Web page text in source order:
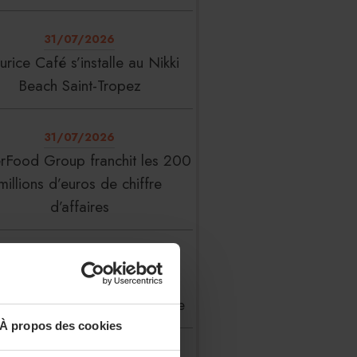
À propos des cookies
31/07/2026
Café s’installe au Nikki
Beach Saint-Tropez
31/07/2026
Group franchit les 200
d’euros de chiffre
d’affaires
31/07/2026
Liste : La Réserve Paris de
meilleur hôtel du monde